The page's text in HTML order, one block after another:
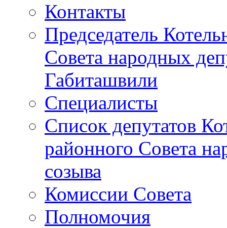
Контакты
Председатель
Совета народных
Габиташвили
Специалисты
Список депутатов
районного Совета
созыва
Комиссии Совета
Полномочия